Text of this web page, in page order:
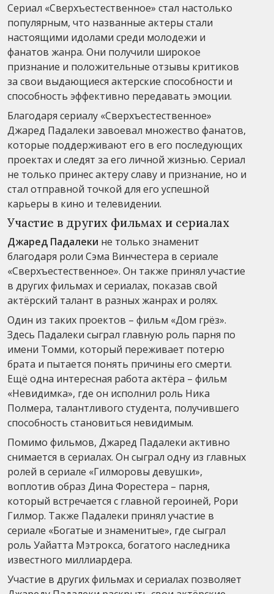
Сериал «Сверхъестественное» стал настолько
популярным, что названные актеры стали
настоящими идолами среди молодежи и
фанатов жанра. Они получили широкое
признание и положительные отзывы критиков
за свои выдающиеся актерские способности и
способность эффективно передавать эмоции.
Благодаря сериалу «Сверхъестественное»
Джаред Падалеки завоевал множество фанатов,
которые поддерживают его в его последующих
проектах и следят за его личной жизнью. Сериал
не только принес актеру славу и признание, но и
стал отправной точкой для его успешной
карьеры в кино и телевидении.
Участие в других фильмах и сериалах
Джаред Падалеки не только знаменит
благодаря роли Сэма Винчестера в сериале
«Сверхъестественное». Он также принял участие
в других фильмах и сериалах, показав свой
актёрский талант в разных жанрах и ролях.
Один из таких проектов – фильм «Дом грёз».
Здесь Падалеки сыграл главную роль парня по
имени Томми, который переживает потерю
брата и пытается понять причины его смерти.
Ещё одна интересная работа актёра – фильм
«Невидимка», где он исполнил роль Ника
Полмера, талантливого студента, получившего
способность становиться невидимым.
Помимо фильмов, Джаред Падалеки активно
снимается в сериалах. Он сыграл одну из главных
ролей в сериале «Гилморовы девушки»,
воплотив образ Дина Форестера – парня,
который встречается с главной героиней, Рори
Гилмор. Также Падалеки принял участие в
сериале «Богатые и знаменитые», где сыграл
роль Уайатта Мэтрокса, богатого наследника
известного миллиардера.
Участие в других фильмах и сериалах позволяет